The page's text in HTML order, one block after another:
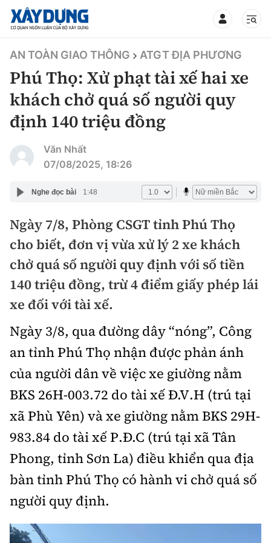
TIN BỘ XÂY DỰNG
CHUYÊN MỤC
Mới nhất
Thời sự
Chính trị
Xã hội
Chuyện dọc đường
Cải chính
Xây dựng
Chỉ đạo điều hành
Quy hoạch kiến trúc
Giám định chất lượng
Quản lý đô thị
Giao thông
Quản lý
Đường bộ
Hàng không
Đường sắt
Đăng kiểm
Đường sắt tốc độ cao
Đường thủy
Hàng hải
Đường sắt đô thị
Kinh tế
Thị trường
Tài chính
Chứng khoán
Bảo hiểm
Pháp luật
An ninh hình sự
Điều tra
Pháp đình
Hỏi - Đáp
An toàn giao thông
Giao thông 24h
ATGT địa phương
Văn hóa giao thông
Chung tay vì ATGT
Chất lượng sống
Giáo dục
Y tế
Đời sống
Lao động - Công đoàn
Văn hóa - Giải Trí
Văn hóa
Showbiz
Điện ảnh
Thể thao
Bóng đá
Bình luận
AN TOÀN GIAO THÔNG ATGT ĐỊA PHƯƠNG
Phú Thọ: Xử phạt tài xế hai xe
khách chở quá số người quy
định 140 triệu đồng
Văn Nhất
07/08/2025, 18:26
Nghe đọc bài 1:48
Ngày 7/8, Phòng CSGT tỉnh Phú Thọ
cho biết, đơn vị vừa xử lý 2 xe khách
chở quá số người quy định với số tiền
140 triệu đồng, trừ 4 điểm giấy phép lái
xe đối với tài xế.
Ngày 3/8, qua đường dây “nóng”, Công
an tỉnh Phú Thọ nhận được phản ánh
của người dân về việc xe giường nằm
BKS 26H-003.72 do tài xế Đ.V.H (trú tại
xã Phù Yên) và xe giường nằm BKS 29H-
983.84 do tài xế P.Đ.C (trú tại xã Tân
Phong, tỉnh Sơn La) điều khiển qua địa
bàn tỉnh Phú Thọ có hành vi chở quá số
người quy định.